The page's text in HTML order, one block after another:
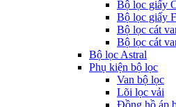
Bộ lọc giấy
Bộ lọc giấy
Bộ lọc cát
Bộ lọc cát
Bộ lọc Astral
Phụ kiện bộ lọc
Van bộ lọc
Lõi lọc vải
Đồng hồ áp